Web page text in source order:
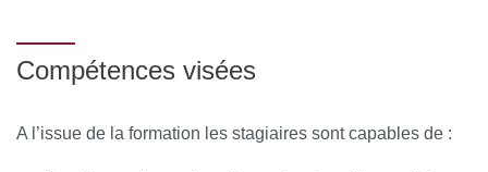
Compétences visées
A l’issue de la formation les stagiaires sont capables de :